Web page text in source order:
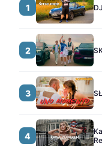
1
2
3
4